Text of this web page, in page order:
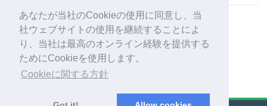
あなたが当社のCookieの使用に同意し、当
社ウェブサイトの使用を継続することによ
り、当社は最高のオンライン経験を提供する
ためにCookieを使用します。
Cookieに関する方針